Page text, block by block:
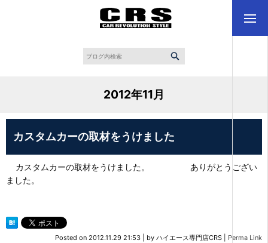
2012年11月
カスタムカーの取材をうけました
カスタムカーの取材をうけました。 ありがとうござい
ました。
Posted on 2012.11.29 21:53 by ハイエース専門店CRS Perma Link